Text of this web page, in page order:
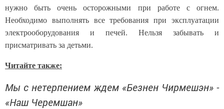
нужно быть очень осторожными при работе с огнем.
Необходимо выполнять все требования при эксплуатации
электрооборудования и печей. Нельзя забывать и
присматривать за детьми.
Читайте также:
Мы с нетерпением ждем «Безнен Чирмешэн» -
«Наш Черемшан»